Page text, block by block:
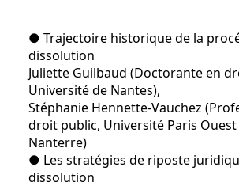
● Trajectoire historique de la
dissolution
Juliette Guilbaud (Doctorante en
Université de Nantes),
Stéphanie Hennette-Vauchez
droit public, Université Paris Ouest
Nanterre)
● Les stratégies de riposte
dissolution